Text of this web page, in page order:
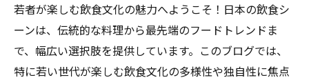
若者が楽しむ飲食文化の魅力へようこそ！日本の飲食シ
ーンは、伝統的な料理から最先端のフードトレンドま
で、幅広い選択肢を提供しています。このブログでは、
特に若い世代が楽しむ飲食文化の多様性や独自性に焦点